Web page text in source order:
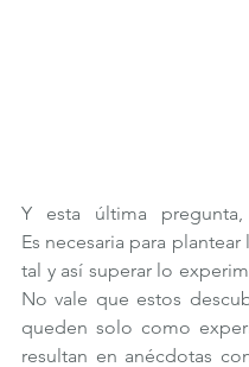
Y esta última
Es necesaria para
tal y así superar lo
No vale que estos
queden solo como
resultan en anécdotas